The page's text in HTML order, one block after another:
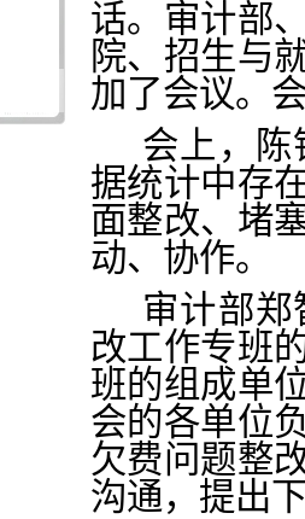
话。审计部
院、招生与
加了会议。
会上，陈
据统计中存
面整改、堵
动、协作。
审计部
改工作专班
班的组成单
会的各单位
欠费问题整
沟通，提出